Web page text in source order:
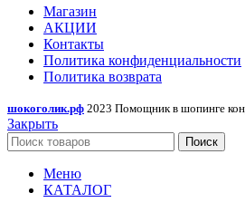
Магазин
АКЦИИ
Контакты
Политика конфиденциальности
Политика возврата
шокоголик.рф 2023 Помощник в шопинге
Закрыть
Поиск
Меню
КАТАЛОГ